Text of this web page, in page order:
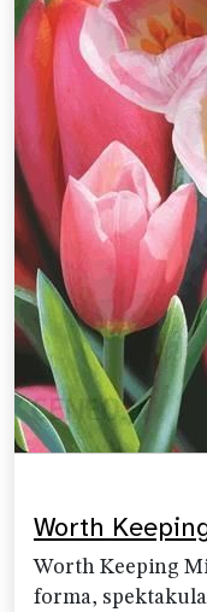
Worth
Worth Keeping
forma,